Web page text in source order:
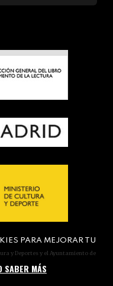
y Deportes y el Ayuntamiento de
PARA MEJORAR TU
SABER MÁS